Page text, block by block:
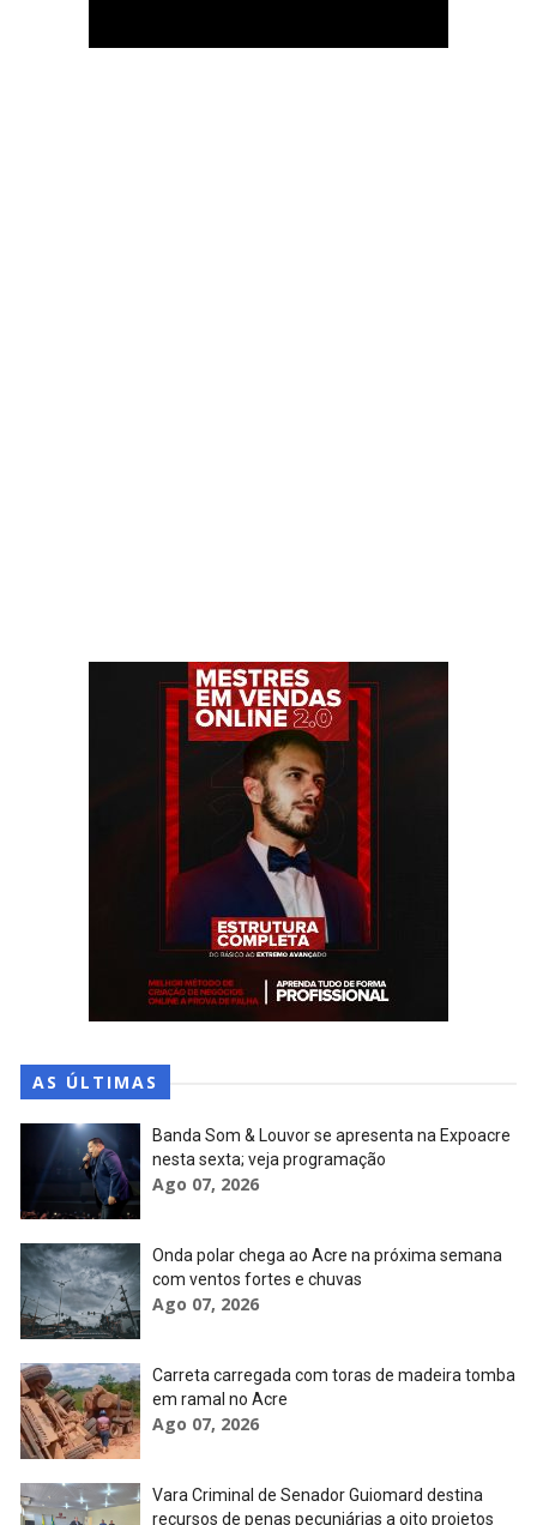
AS ÚLTIMAS
Banda Som & Louvor se apresenta na Expoacre
nesta sexta; veja programação
Ago 07, 2026
Onda polar chega ao Acre na próxima semana
com ventos fortes e chuvas
Ago 07, 2026
Carreta carregada com toras de madeira tomba
em ramal no Acre
Ago 07, 2026
Vara Criminal de Senador Guiomard destina
recursos de penas pecuniárias a oito projetos